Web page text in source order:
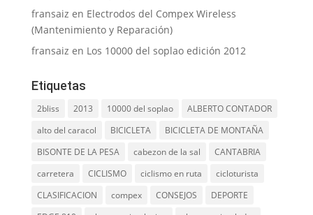
fransaiz en Electrodos del Compex Wireless
(Mantenimiento y Reparación)
fransaiz en Los 10000 del soplao edición 2012
Etiquetas
2bliss 2013 10000 del soplao
ALBERTO CONTADOR
alto del caracol
BICICLETA
BICICLETA DE MONTAÑA
BISONTE DE LA PESA
cabezon de la sal
CANTABRIA
carretera
CICLISMO ciclismo en ruta
cicloturista
CLASIFICACION
compex CONSEJOS
DEPORTE